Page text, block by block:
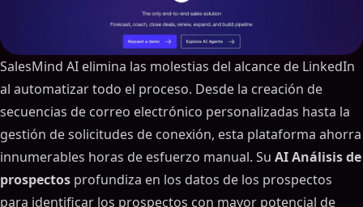
SalesMind AI elimina las molestias del alcance de LinkedIn
al automatizar todo el proceso. Desde la creación de
secuencias de correo electrónico personalizadas hasta la
gestión de solicitudes de conexión, esta plataforma ahorra
innumerables horas de esfuerzo manual. Su AI Análisis de
prospectos profundiza en los datos de los prospectos
para identificar los prospectos con mayor potencial de